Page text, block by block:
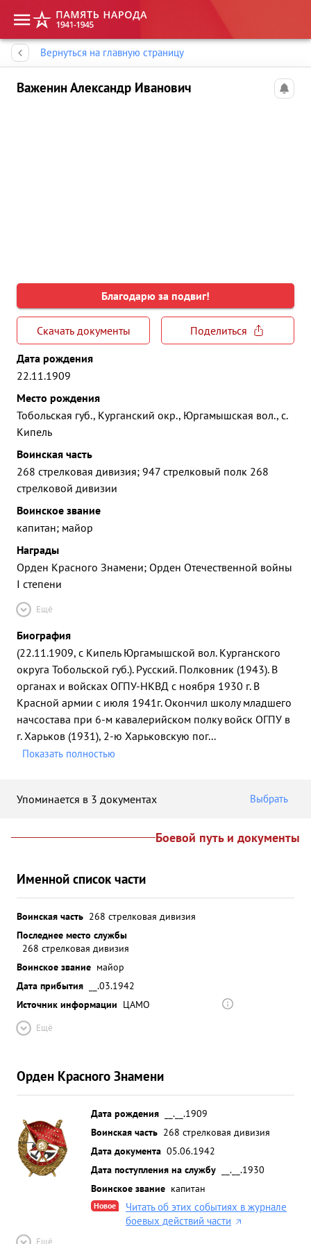
Вернуться на главную страницу
Важенин Александр Иванович
Благодарю за подвиг!
Скачать документы
Поделиться
Дата рождения
22.11.1909
Место рождения
Тобольская губ., Курганский окр., Юргамышская вол., с.
Кипель
Воинская часть
268 стрелковая дивизия; 947 стрелковый полк 268
стрелковой дивизии
Воинское звание
капитан; майор
Награды
Орден Красного Знамени; Орден Отечественной войны
I степени
Ещё
Биография
(22.11.1909, с Кипель Юргамышской вол. Курганского
округа Тобольской губ.). Русский. Полковник (1943). В
органах и войсках ОГПУ-НКВД с ноября 1930 г. В
Красной армии с июля 1941г. Окончил школу младшего
начсостава при 6-м кавалерийском полку войск ОГПУ в
г. Харьков (1931), 2-ю Харьковскую пог...
Показать полностью
Упоминается в 3 документах Выбрать
Боевой путь и документы
Именной список части
Воинская часть 268 стрелковая дивизия
Последнее место службы
268 стрелковая дивизия
Воинское звание майор
Дата прибытия
__.03.1942
Источник информации ЦАМО
Ещё
Орден Красного Знамени
Дата рождения
__.__.1909
Воинская часть 268 стрелковая дивизия
Дата документа 05.06.1942
Дата поступления на службу
__.__.1930
Воинское звание капитан
Новое
Читать об этих событиях в журнале
боевых действий части
Ещё
Память народа